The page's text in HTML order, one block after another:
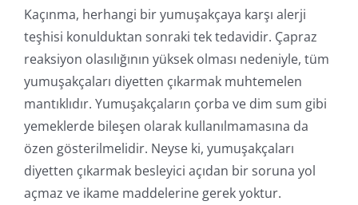
Kaçınma, herhangi bir yumuşakçaya karşı alerji
teşhisi konulduktan sonraki tek tedavidir. Çapraz
reaksiyon olasılığının yüksek olması nedeniyle, tüm
yumuşakçaları diyetten çıkarmak muhtemelen
mantıklıdır. Yumuşakçaların çorba ve dim sum gibi
yemeklerde bileşen olarak kullanılmamasına da
özen gösterilmelidir. Neyse ki, yumuşakçaları
diyetten çıkarmak besleyici açıdan bir soruna yol
açmaz ve ikame maddelerine gerek yoktur.